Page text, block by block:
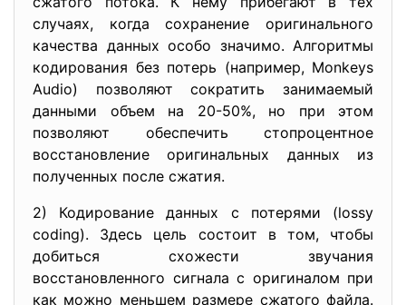
случаях, когда сохранение оригинального
качества данных особо значимо. Алгоритмы
кодирования без потерь (например, Monkeys
Audio) позволяют сократить занимаемый
данными объем на 20-50%, но при этом
позволяют обеспечить стопроцентное
восстановление оригинальных данных из
полученных после сжатия.
2) Кодирование данных с потерями (lossy
coding). Здесь цель состоит в том, чтобы
добиться схожести звучания
восстановленного сигнала с оригиналом при
как можно меньшем размере сжатого файла.